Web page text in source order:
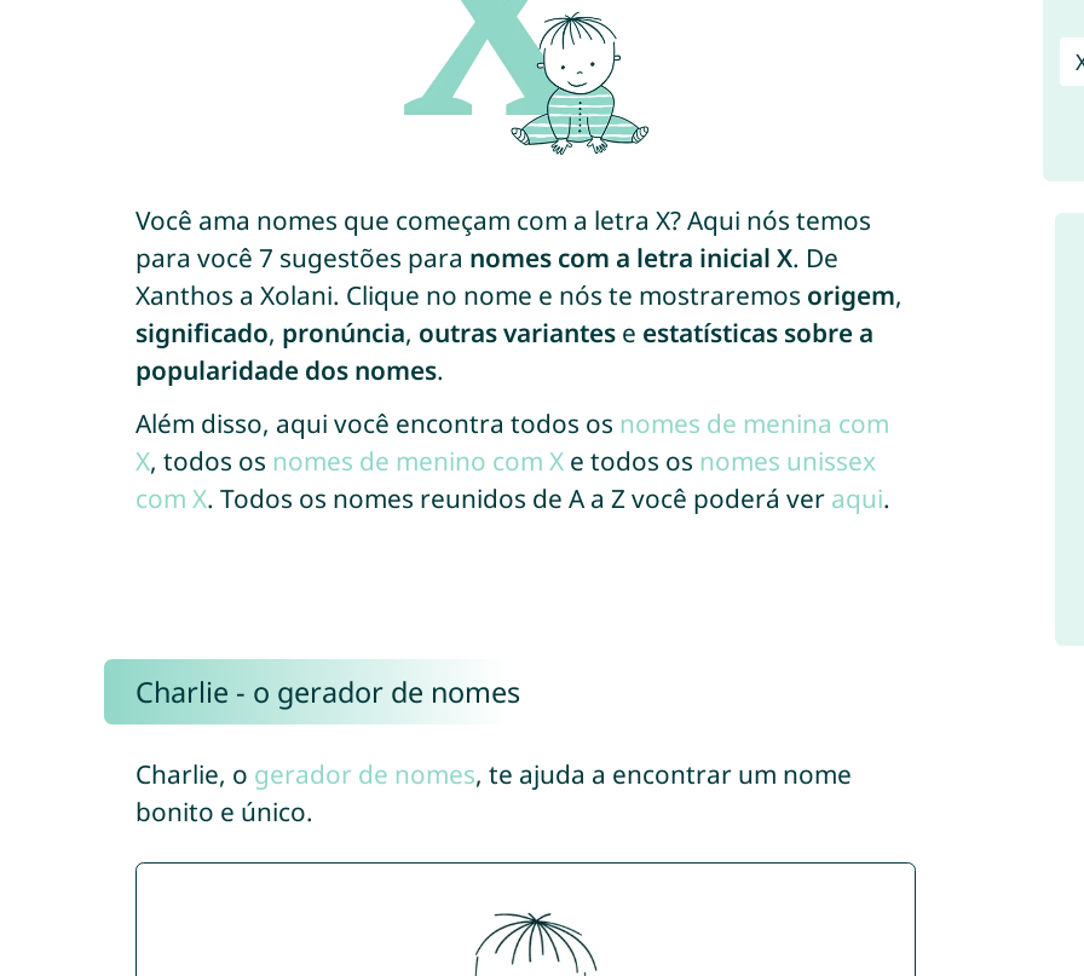
Você ama nomes que começam com a letra X? Aqui nós temos
para você 7 sugestões para nomes com a letra inicial X. De
Xanthos a Xolani. Clique no nome e nós te mostraremos origem,
significado, pronúncia, outras variantese estatísticas sobre a
popularidade dos nomes.
Além disso, aqui você encontra todos os nomes de menina com
X, todos os nomes de menino com Xe todos os nomes unissex
com X. Todos os nomes reunidos de A a Z você poderá ver aqui.
Charlie - o gerador de nomes
Charlie, o gerador de nomes, te ajuda a encontrar um nome
bonito e único.